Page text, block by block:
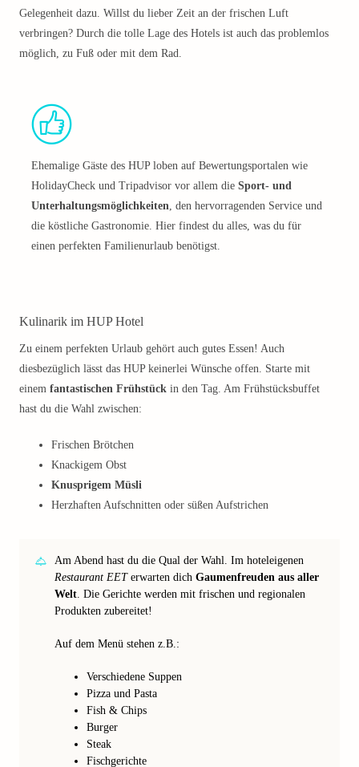
Gelegenheit dazu. Willst du lieber Zeit an der frischen Luft
verbringen? Durch die tolle Lage des Hotels ist auch das problemlos
möglich, zu Fuß oder mit dem Rad.
Ehemalige Gäste des HUP loben auf Bewertungsportalen wie
HolidayCheck und Tripadvisor vor allem die Sport- und
Unterhaltungsmöglichkeiten, den hervorragenden Service und
die köstliche Gastronomie. Hier findest du alles, was du für
einen perfekten Familienurlaub benötigst.
Kulinarik im HUP Hotel
Zu einem perfekten Urlaub gehört auch gutes Essen! Auch
diesbezüglich lässt das HUP keinerlei Wünsche offen. Starte mit
einem fantastischen Frühstück in den Tag. Am Frühstücksbuffet
hast du die Wahl zwischen:
Frischen Brötchen
Knackigem Obst
Knusprigem Müsli
Herzhaften Aufschnitten oder süßen Aufstrichen
Am Abend hast du die Qual der Wahl. Im hoteleigenen
Restaurant EETerwarten dich Gaumenfreuden aus aller
Welt. Die Gerichte werden mit frischen und regionalen
Produkten zubereitet!
Auf dem Menü stehen z.B.:
Verschiedene Suppen
Pizza und Pasta
Fish & Chips
Burger
Steak
Fischgerichte